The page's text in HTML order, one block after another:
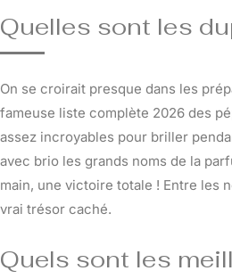
Quelles sont les
On se croirait presque dans les
fameuse liste complète 2026 des
assez incroyables pour briller
avec brio les grands noms de la
main, une victoire totale ! Entre les
vrai trésor caché.
Quels sont les